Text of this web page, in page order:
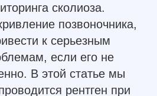
сколиоза.
позвоночника,
к серьезным
если его не
В этой статье мы
рентген при